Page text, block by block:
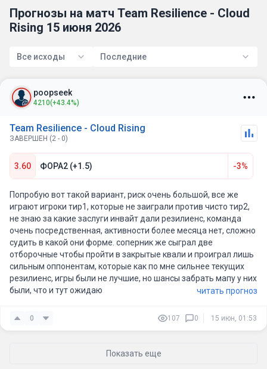
Прогнозы на матч Team Resilience - Cloud
Rising 15 июня 2026
Все исходы Последние
poopseek
4210(+43.4%)
Team Resilience - Cloud Rising
ЗАВЕРШЕН (2 - 0)
3.60 ФОРА2 (+1.5) -3%
Попробую вот такой вариант, риск очень большой, все же
играют игроки тир1, которые не заиграли против чисто тир2,
не знаю за какие заслуги инвайт дали резилиенс, команда
очень посредственная, активности более месяца нет, сложно
судить в какой они форме. соперник же сыграл две
отборочные чтобы пройти в закрытые квали и проиграл лишь
сильным оппонентам, которые как по мне сильнее текущих
резилиенс, игры были не лучшие, но шансы забрать мапу у них
были, что и тут ожидаю
читать прогноз
0 107 0 15 июн, 01:53
Показать еще